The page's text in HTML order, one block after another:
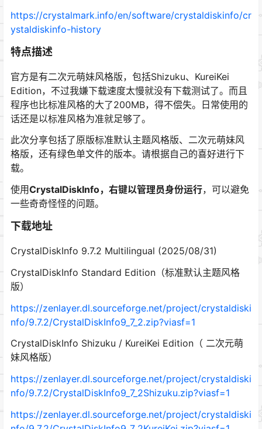
https://crystalmark.info/en/software/crystaldiskinfo/cr
ystaldiskinfo-history
特点描述
官方是有二次元萌妹风格版，包括Shizuku、KureiKei
Edition，不过我嫌下载速度太慢就没有下载测试了。而且
程序也比标准风格的大了200MB，得不偿失。日常使用的
话还是以标准风格为准就足够了。
此次分享包括了原版标准默认主题风格版、二次元萌妹风
格版，还有绿色单文件的版本。请根据自己的喜好进行下
载。
使用CrystalDiskInfo，右键以管理员身份运行，可以避免
一些奇奇怪怪的问题。
下载地址
CrystalDiskInfo 9.7.2 Multilingual (2025/08/31)
CrystalDiskInfo Standard Edition（标准默认主题风格
版）
https://zenlayer.dl.sourceforge.net/project/crystaldiski
nfo/9.7.2/CrystalDiskInfo9_7_2.zip?viasf=1
CrystalDiskInfo Shizuku / KureiKei Edition（ 二次元萌
妹风格版）
https://zenlayer.dl.sourceforge.net/project/crystaldiski
nfo/9.7.2/CrystalDiskInfo9_7_2Shizuku.zip?viasf=1
https://zenlayer.dl.sourceforge.net/project/crystaldiski